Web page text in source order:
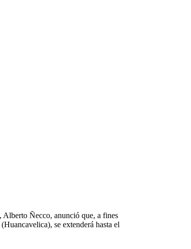
Ñecco, anunció que, a fines
se extenderá hasta el